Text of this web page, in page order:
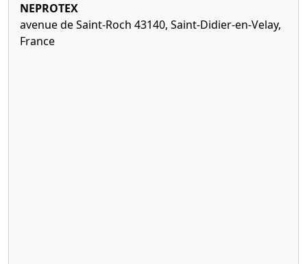
NEPROTEX
avenue de Saint-Roch 43140, Saint-Didier-en-Velay,
France